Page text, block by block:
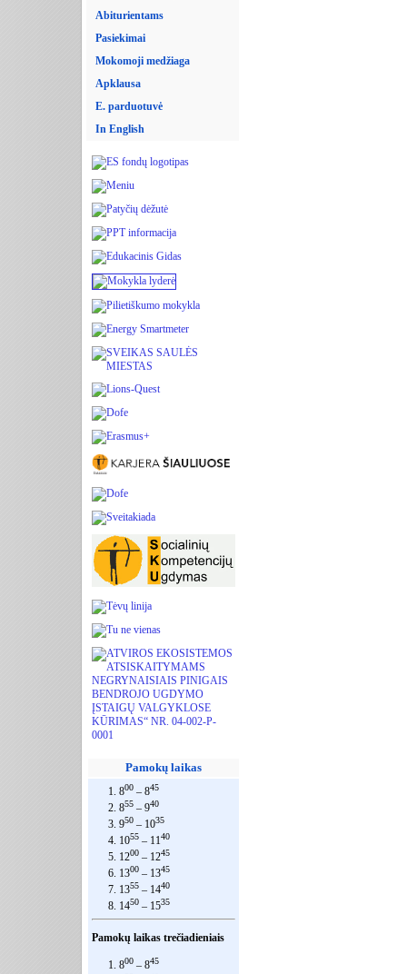
Abiturientams
Pasiekimai
Mokomoji medžiaga
Apklausa
E. parduotuvė
In English
Pamokų laikas
1. 800 – 845
2. 855 – 940
3. 950 – 1035
4. 1055 – 1140
5. 1200 – 1245
6. 1300 – 1345
7. 1355 – 1440
8. 1450 – 1535
Pamokų laikas trečiadieniais
1. 800 – 845